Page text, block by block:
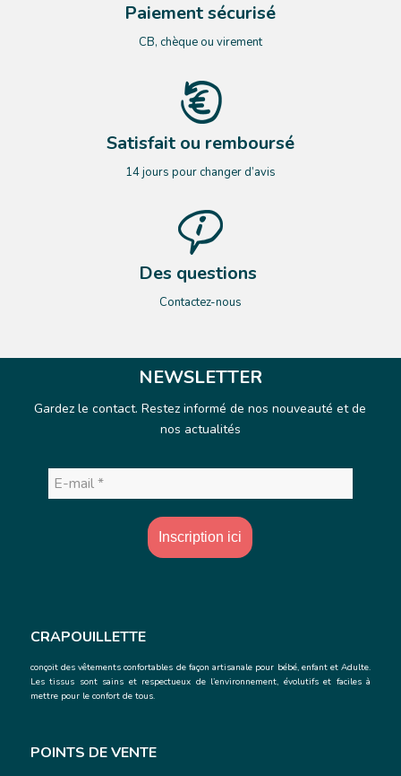
Paiement sécurisé
CB, chèque ou virement
Satisfait ou remboursé
14 jours pour changer d’avis
Des questions
Contactez-nous
NEWSLETTER
Gardez le contact. Restez informé de nos nouveauté et de
nos actualités
mail
*
CRAPOUILLETTE
conçoit des vêtements confortables de façon artisanale pour bébé, enfant et Adulte.
Les tissus sont sains et respectueux de l’environnement, évolutifs et faciles à
mettre pour le confort de tous.
POINTS DE VENTE